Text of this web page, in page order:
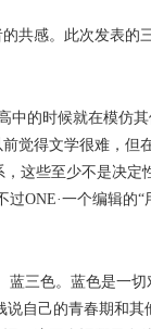
共感。此次发表的
的时候就在模仿
觉得文学很难，但
这些至少不是决定
ONE·一个编辑的
三色。蓝色是一
自己的青春期和